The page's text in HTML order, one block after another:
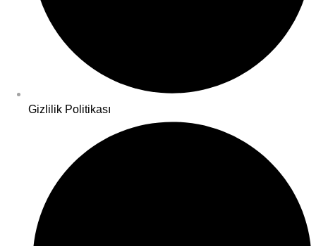
Gizlilik Politikası